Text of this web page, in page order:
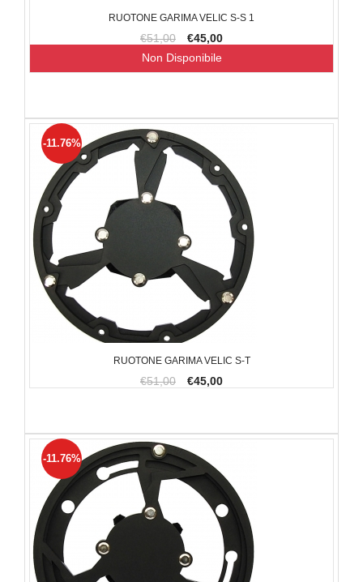
RUOTONE GARIMA VELIC S-S 1
€51,00 €45,00
Non Disponibile
RUOTONE GARIMA VELIC S-T
€51,00 €45,00
-11.76%
-11.76%